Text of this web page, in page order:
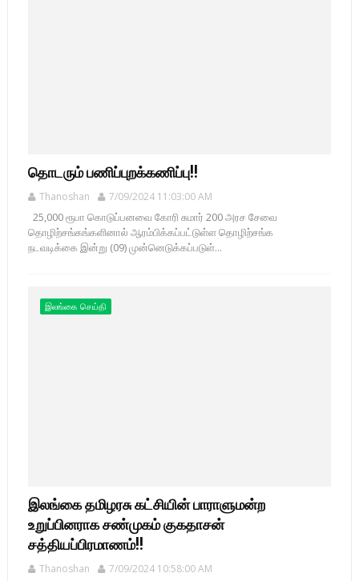
தொடரும் பணிப்புறக்கணிப்பு!!
Thanoshan 7/09/2024 11:03:00 AM
25,000 ரூபா கொடுப்பனவை கோரி சுமார் 200 அரச சேவை
தொழிற்சங்கங்களினால் ஆரம்பிக்கப்பட்டுள்ள தொழிற்சங்க
நடவடிக்கை இன்று (09) முன்னெடுக்கப்படுள்...
இலங்கை செய்தி
இலங்கை தமிழரசு கட்சியின் பாராளுமன்ற
உறுப்பினராக சண்முகம் குகதாசன்
சத்தியப்பிரமாணம்!!
Thanoshan 7/09/2024 10:58:00 AM